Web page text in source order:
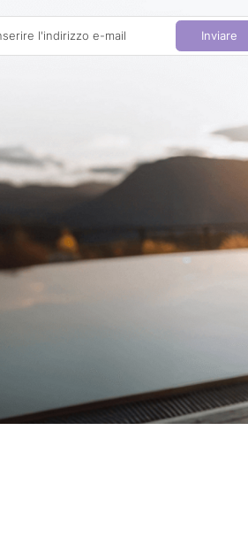
l'indirizzo e-mail Inviare